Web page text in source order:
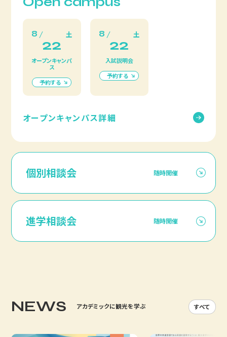
8 土
22
オープンキャンパ
ス
予約する
8 土
22
入試説明会
予約する
オープンキャンパス詳細
個別相談会 随時開催
進学相談会 随時開催
NEWS アカデミックに観光を学ぶ すべて